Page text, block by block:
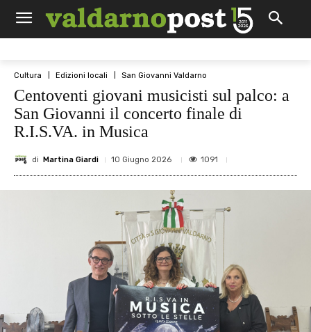
Cultura Edizioni locali San Giovanni Valdarno
Centoventi giovani musicisti sul palco: a
San Giovanni il concerto finale di
R.I.S.VA. in Musica
di Martina Giardi 10 Giugno 2026 1091